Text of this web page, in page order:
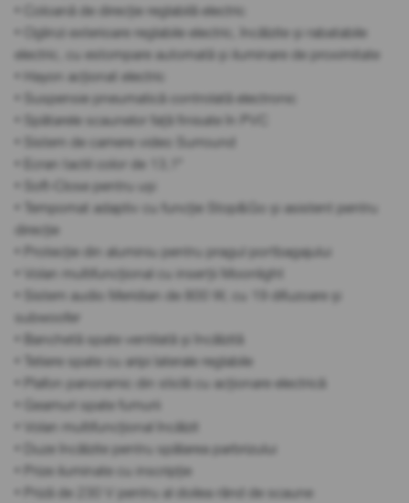
• Coloană de direcție reglabilă electric
• Oglinzi exterioare reglabile electric, încălzite și rabatabile
electric, cu estompare automată și iluminare de proximitate
• Hayon acționat electric
• Suspensie pneumatică controlată electronic
• Spătarele scaunelor față finisate în PVC
• Sistem de camere video Surround
• Ecran tactil color de 13,1"
• Soft-Close pentru uși
• Tempomat adaptiv cu funcție Stop&Go și asistent pentru
direcție
• Protecție din aluminiu pentru pragul portbagajului
• Volan multifuncțional cu inserții Moonlight
• Sistem audio Meridian de 800 W, cu 19 difuzoare și
subwoofer
• Banchetă spate ventilată și încălzită
• Tetiere spate cu aripi laterale reglabile
• Plafon panoramic din sticlă cu acționare electrică
• Geamuri spate fumurii
• Volan multifuncțional încălzit
• Duze încălzite pentru spălarea parbrizului
• Prize iluminate cu inscripție
• Priză de 230 V pentru al doilea rând de scaune